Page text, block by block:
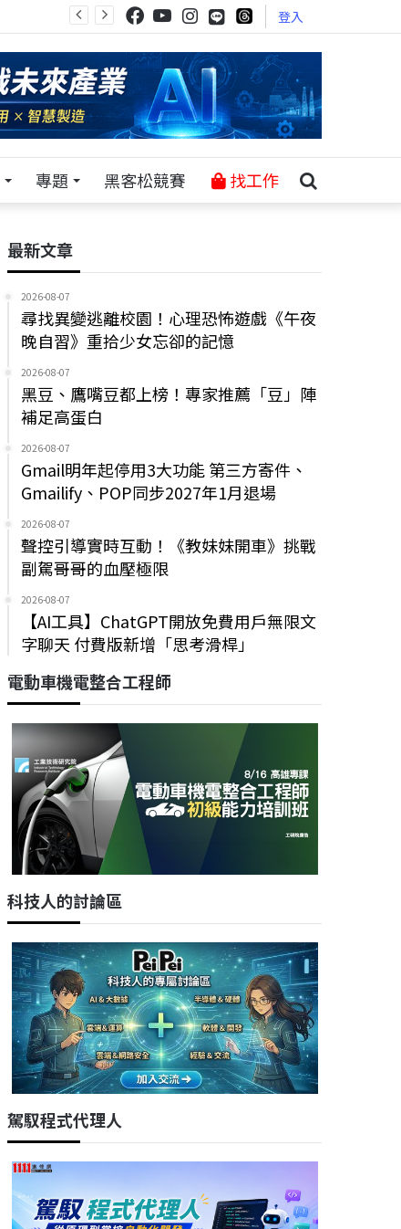
登入
專題 黑客松競賽 找工作
最新文章
2026-08-07
尋找異變逃離校園！心理恐怖遊戲《午夜
晚自習》重拾少女忘卻的記憶
2026-08-07
黑豆、鷹嘴豆都上榜！專家推薦「豆」陣
補足高蛋白
2026-08-07
Gmail明年起停用3大功能 第三方寄件、
Gmailify、POP同步2027年1月退場
2026-08-07
聲控引導實時互動！《教妹妹開車》挑戰
副駕哥哥的血壓極限
2026-08-07
【AI工具】ChatGPT開放免費用戶無限文
字聊天 付費版新增「思考滑桿」
電動車機電整合工程師
科技人的討論區
駕馭程式代理人